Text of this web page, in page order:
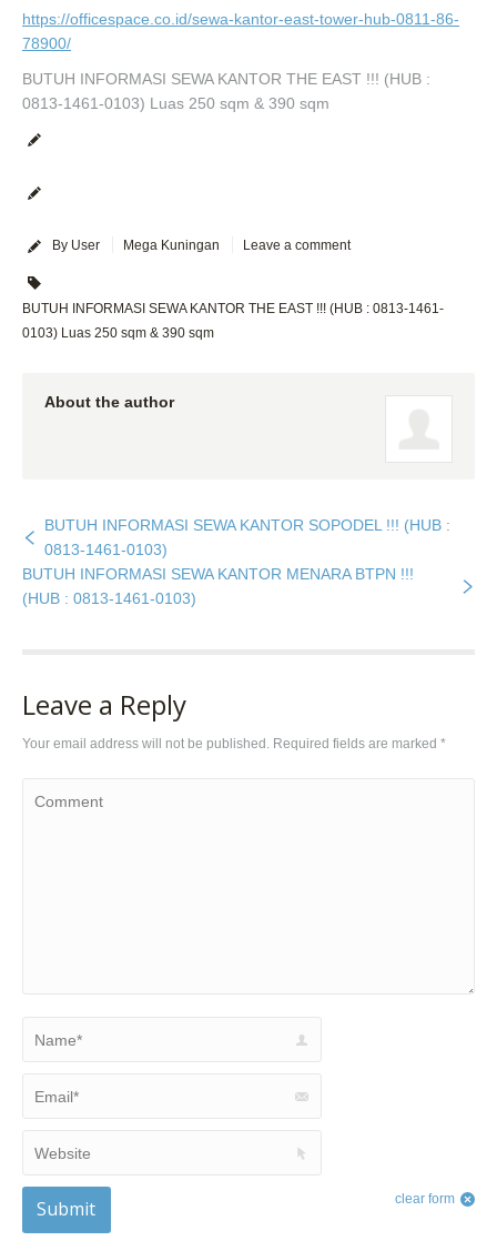
https://officespace.co.id/sewa-kantor-east-tower-hub-0811-86-
78900/
BUTUH INFORMASI SEWA KANTOR THE EAST !!! (HUB :
0813-1461-0103) Luas 250 sqm & 390 sqm
By User Mega Kuningan Leave a comment
BUTUH INFORMASI SEWA KANTOR THE EAST !!! (HUB : 0813-1461-
0103) Luas 250 sqm & 390 sqm
About the author
BUTUH INFORMASI SEWA KANTOR SOPODEL !!! (HUB :
0813-1461-0103)
BUTUH INFORMASI SEWA KANTOR MENARA BTPN !!!
(HUB : 0813-1461-0103)
Leave a Reply
Your email address will not be published. Required fields are marked *
clear form
Submit